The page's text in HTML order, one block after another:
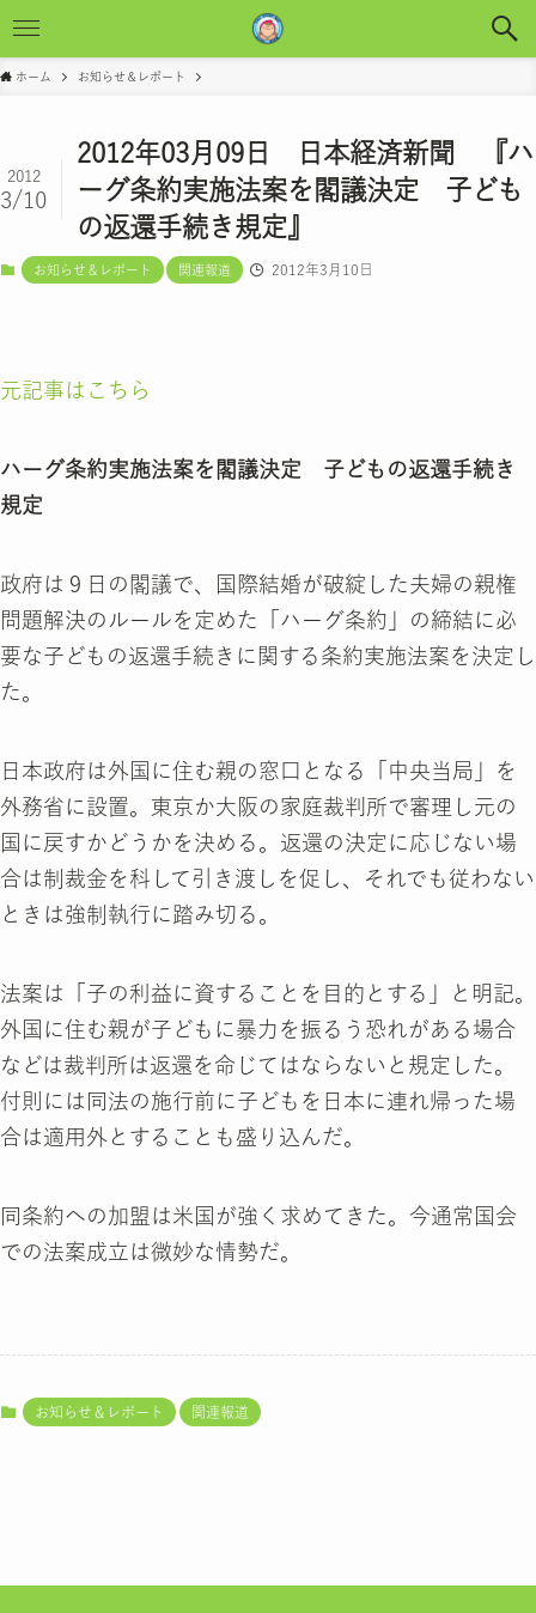
ホーム お知らせ＆レポート
2012年03月09日 日本経済新聞 『ハ
ーグ条約実施法案を閣議決定 子ども
の返還手続き規定』
2012
3/10
お知らせ＆レポート 関連報道 2012年3月10日
元記事はこちら
ハーグ条約実施法案を閣議決定 子どもの返還手続き
規定
政府は９日の閣議で、国際結婚が破綻した夫婦の親権
問題解決のルールを定めた「ハーグ条約」の締結に必
要な子どもの返還手続きに関する条約実施法案を決定し
た。
日本政府は外国に住む親の窓口となる「中央当局」を
外務省に設置。東京か大阪の家庭裁判所で審理し元の
国に戻すかどうかを決める。返還の決定に応じない場
合は制裁金を科して引き渡しを促し、それでも従わない
ときは強制執行に踏み切る。
法案は「子の利益に資することを目的とする」と明記。
外国に住む親が子どもに暴力を振るう恐れがある場合
などは裁判所は返還を命じてはならないと規定した。
付則には同法の施行前に子どもを日本に連れ帰った場
合は適用外とすることも盛り込んだ。
同条約への加盟は米国が強く求めてきた。今通常国会
での法案成立は微妙な情勢だ。
お知らせ＆レポート 関連報道